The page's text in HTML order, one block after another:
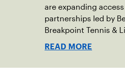
are expanding
partnerships led by
Breakpoint Tennis &
READ MORE